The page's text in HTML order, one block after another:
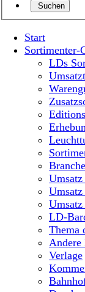
Suchen
Start
Sortimenter-
LDs
LD-
Thema
Andere
Verlage